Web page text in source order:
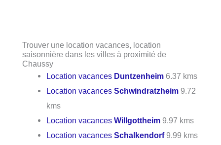
Trouver une location vacances, location
saisonnière dans les villes à proximité de
Chaussy
Location vacances Duntzenheim 6.37 kms
Location vacancesSchwindratzheim 9.72
kms
Location vacancesWillgottheim 9.97 kms
Location vacancesSchalkendorf9.99 kms